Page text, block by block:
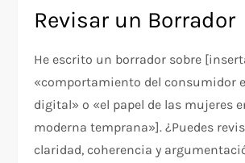
Revisar un Borrador
He escrito un borrador sobre
«comportamiento del consumidor
digital» o «el papel de las mujeres
moderna temprana»]. ¿Puedes
claridad, coherencia y